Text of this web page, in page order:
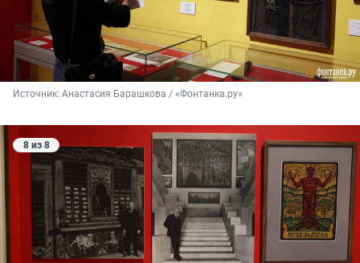
Источник: Анастасия Барашкова / «Фонтанка.ру»
8 из 8